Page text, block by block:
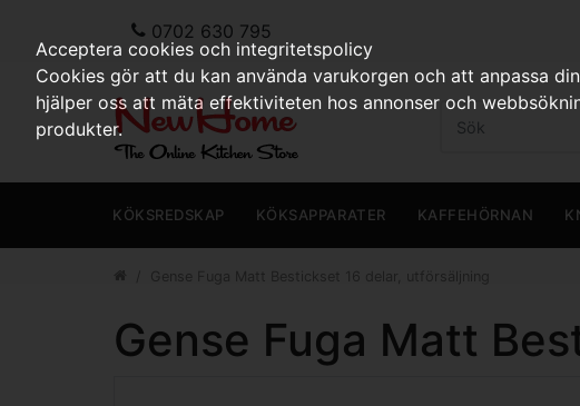
0702 630 795
KÖKSREDSKAP KÖKSAPPARATER KAFFEHÖRNAN
Gense Fuga Matt
Acceptera cookies och integritetspolicy
Cookies gör att du kan använda varukorgen och att anpassa
hjälper oss att mäta effektiviteten hos annonser och
produkter.